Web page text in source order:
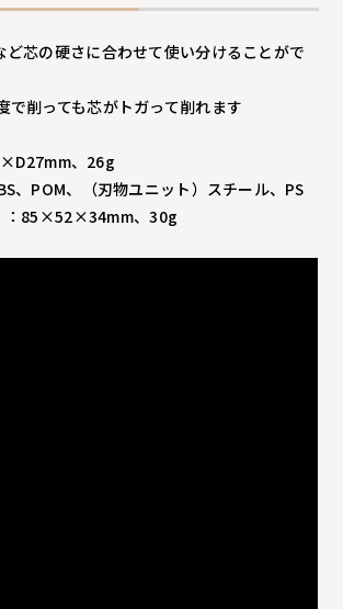
ど芯の硬さに合わせて使い分けることがで
で削っても芯がトガって削れます
、26g
、POM、（刃物ユニット）スチール、PS
：85×52×34mm、30g